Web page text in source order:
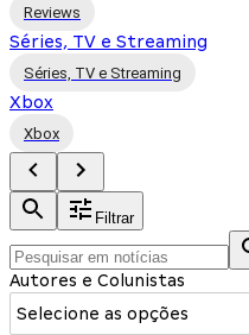
Reviews
Séries, TV e Streaming
Séries, TV e Streaming
Xbox
Xbox
Filtrar
Autores e Colunistas
Selecione as opções